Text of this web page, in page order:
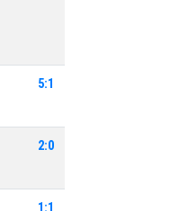
5:1
2:0
1:1